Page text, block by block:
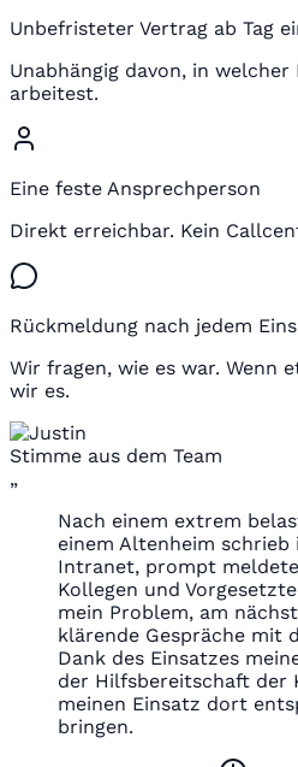
Unbefristeter Vertrag ab Tag
Unabhängig davon, in
arbeitest.
Eine feste Ansprechperson
Direkt erreichbar. Kein
Rückmeldung nach jedem
Wir fragen, wie es war. Wenn
wir es.
Stimme aus dem Team
„
Nach einem extrem
einem Altenheim schrieb
Intranet, prompt
Kollegen und
mein Problem, am
klärende Gespräche mit
Dank des Einsatzes
der Hilfsbereitschaft der
meinen Einsatz dort
bringen.